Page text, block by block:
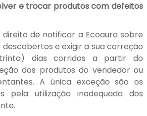
e trocar produtos com defeitos
de notificar a Ecoaura sobre
e exigir a sua correção
dias corridos a partir do
dos produtos do vendedor ou
A única exceção são os
pela utilização inadequada dos